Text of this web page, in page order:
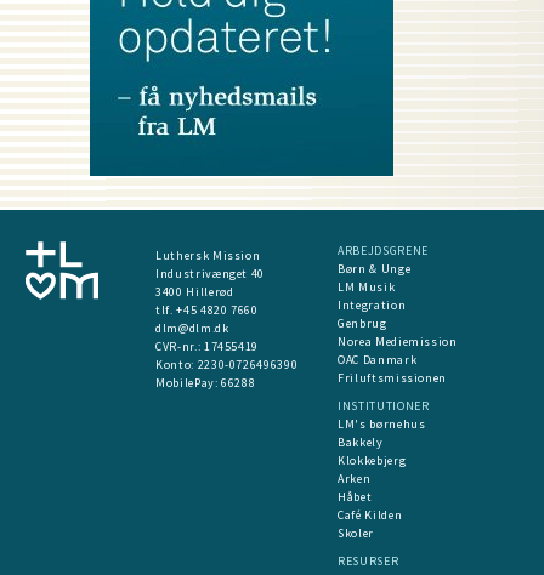
Luthersk Mission
Industrivænget 40
3400 Hillerød
tlf. +45 4820 7660
dlm@dlm.dk
CVR-nr.: 17455419
​Konto: 2230-0726496390
MobilePay:66288
ARBEJDSGRENE
Børn & Unge
LM Musik
Integration
Genbrug
Norea Mediemission
OAC Danmark
Friluftsmissionen
INSTITUTIONER
LM's børnehus
Bakkely
Klokkebjerg
Arken
Håbet
Café Kilden
Skoler
RESURSER